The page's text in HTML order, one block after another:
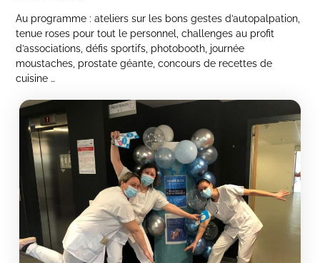
Au programme : ateliers sur les bons gestes d’autopalpation,
tenue roses pour tout le personnel, challenges au profit
d’associations, défis sportifs, photobooth, journée
moustaches, prostate géante, concours de recettes de
cuisine …